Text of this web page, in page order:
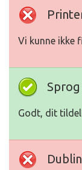
Vi kunne ikke
Sprog
Godt, dit